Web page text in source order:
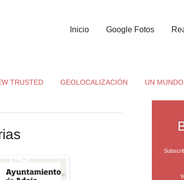
Inicio Google Fotos
TRUSTED GEOLOCALIZACIÓN UN